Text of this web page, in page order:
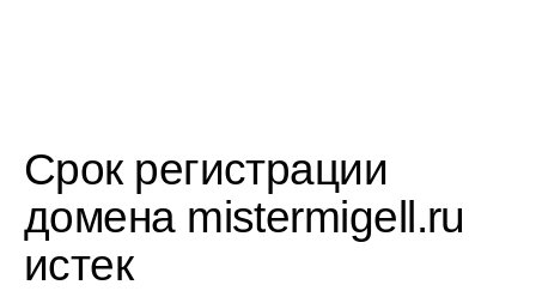
Срок регистрации
домена mistermigell.ru
истек